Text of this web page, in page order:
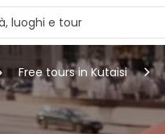
Free tours in Kutaisi